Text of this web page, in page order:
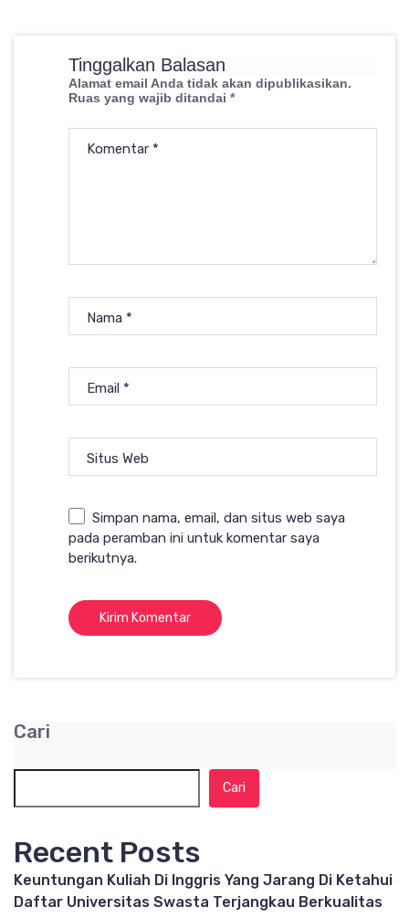
Tinggalkan Balasan
Alamat email Anda tidak akan dipublikasikan.
Ruas yang wajib ditandai *
Komentar *
Nama *
Email *
Situs Web
Simpan nama, email, dan situs web saya
pada peramban ini untuk komentar saya
berikutnya.
Cari
Cari
Recent Posts
Keuntungan Kuliah Di Inggris Yang Jarang Di Ketahui
Daftar Universitas Swasta Terjangkau Berkualitas